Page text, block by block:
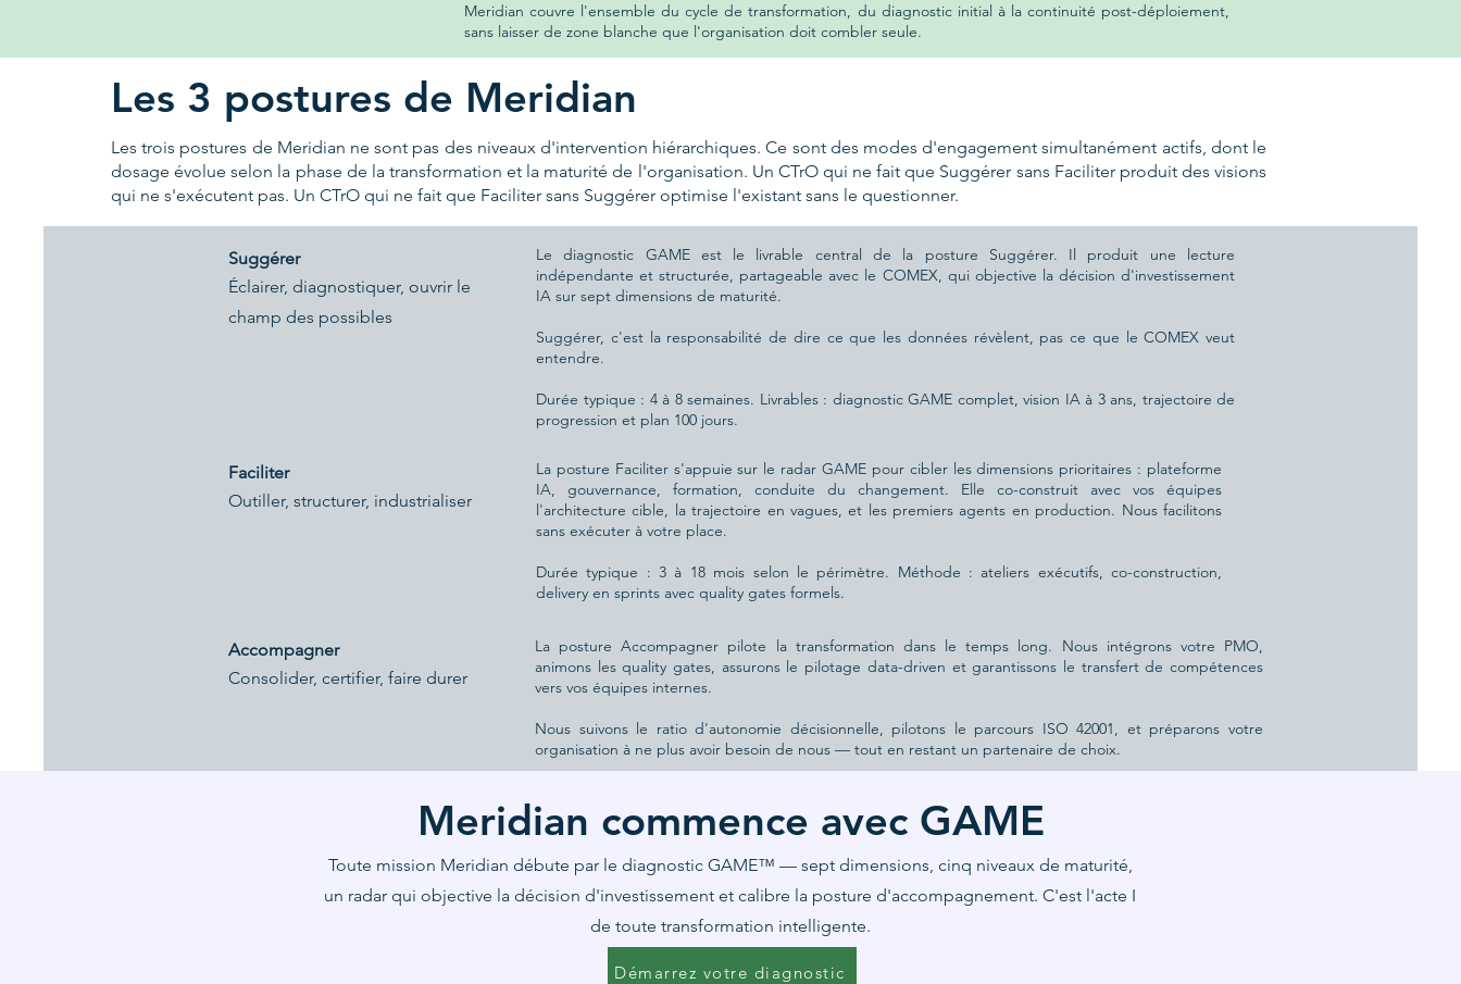
Meridian couvre l'ensemble du cycle de transformation, du diagnostic initial à la continuité post-déploiement,
sans laisser de zone blanche que l'organisation doit combler seule.
Les 3 postures de Meridian
Les trois postures de Meridian ne sont pas des niveaux d'intervention hiérarchiques. Ce sont des modes d'engagement simultanément actifs, dont le
dosage évolue selon la phase de la transformation et la maturité de l'organisation. Un CTrO qui ne fait que Suggérer sans Faciliter produit des visions
qui ne s'exécutent pas. Un CTrO qui ne fait que Faciliter sans Suggérer optimise l'existant sans le questionner.
Suggérer
Éclairer, diagnostiquer, ouvrir le
champ des possibles
Le diagnostic GAME est le livrable central de la posture Suggérer. Il produit une lecture
indépendante et structurée, partageable avec le COMEX, qui objective la décision d'investissement
IA sur sept dimensions de maturité.
Suggérer, c'est la responsabilité de dire ce que les données révèlent, pas ce que le COMEX veut
entendre.
Durée typique : 4 à 8 semaines. Livrables : diagnostic GAME complet, vision IA à 3 ans, trajectoire de
progression et plan 100 jours.
Faciliter
Outiller, structurer, industrialiser
La posture Faciliter s'appuie sur le radar GAME pour cibler les dimensions prioritaires : plateforme
IA, gouvernance, formation, conduite du changement. Elle co-construit avec vos équipes
l'architecture cible, la trajectoire en vagues, et les premiers agents en production. Nous facilitons
sans exécuter à votre place.
Durée typique : 3 à 18 mois selon le périmètre. Méthode : ateliers exécutifs, co-construction,
delivery en sprints avec quality gates formels.
Accompagner
Consolider, certifier, faire durer
La posture Accompagner pilote la transformation dans le temps long. Nous intégrons votre PMO,
animons les quality gates, assurons le pilotage data-driven et garantissons le transfert de compétences
vers vos équipes internes.
Nous suivons le ratio d'autonomie décisionnelle, pilotons le parcours ISO 42001, et préparons votre
organisation à ne plus avoir besoin de nous — tout en restant un partenaire de choix.
Meridian commence avec GAME
Toute mission Meridian débute par le diagnostic GAME™ — sept dimensions, cinq niveaux de maturité,
un radar qui objective la décision d'investissement et calibre la posture d'accompagnement. C'est l'acte I
de toute transformation intelligente.
Démarrez votre diagnostic